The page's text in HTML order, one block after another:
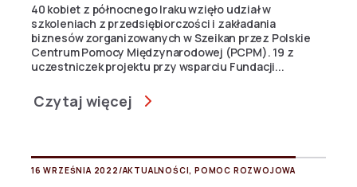
40 kobiet z północnego Iraku wzięło udział w
szkoleniach z przedsiębiorczości i zakładania
biznesów zorganizowanych w Szeikan przez Polskie
Centrum Pomocy Międzynarodowej (PCPM). 19 z
uczestniczek projektu przy wsparciu Fundacji...
Czytaj więcej
16 WRZEŚNIA 2022 /AKTUALNOŚCI,POMOC ROZWOJOWA